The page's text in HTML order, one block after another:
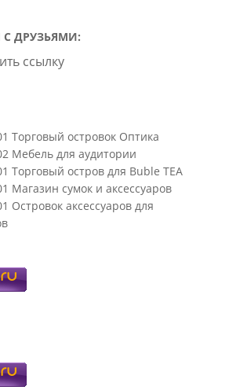
ДРУЗЬЯМИ:
ссылку
Торговый островок Оптика
Мебель для аудитории
Торговый остров для Buble TEA
Магазин сумок и аксессуаров
Островок аксессуаров для